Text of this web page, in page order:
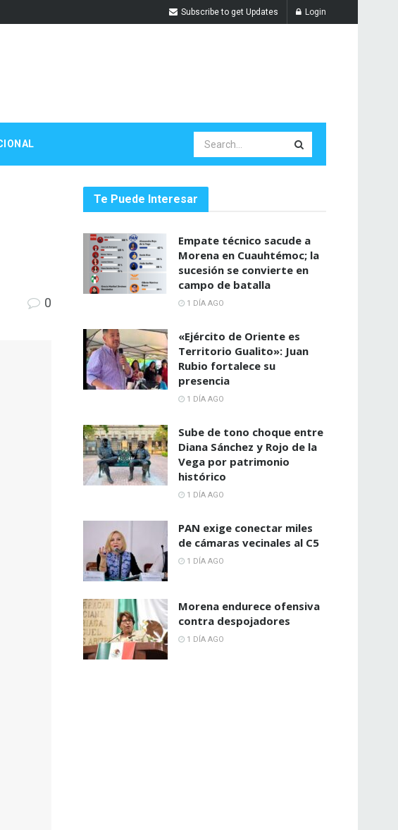
Subscribe to get Updates Login
0
Te Puede Interesar
Empate técnico sacude a
Morena en Cuauhtémoc; la
sucesión se convierte en
campo de batalla
1 DÍA AGO
«Ejército de Oriente es
Territorio Gualito»: Juan
Rubio fortalece su
presencia
1 DÍA AGO
Sube de tono choque entre
Diana Sánchez y Rojo de la
Vega por patrimonio
histórico
1 DÍA AGO
PAN exige conectar miles
de cámaras vecinales al C5
1 DÍA AGO
Morena endurece ofensiva
contra despojadores
1 DÍA AGO